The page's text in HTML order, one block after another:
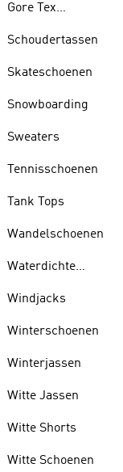
Gore Tex
Schoudertassen
Skateschoenen
Snowboarding
Sweaters
Tennisschoenen
Tank Tops
Wandelschoenen
Waterdichte
Windjacks
Winterschoenen
Winterjassen
Witte Jassen
Witte Shorts
Witte Schoenen